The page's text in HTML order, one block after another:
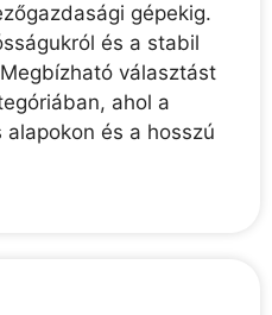
gépekig.
és a stabil
választást
ahol a
és a hosszú